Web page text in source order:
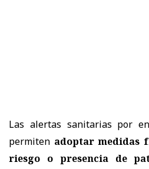
Las alertas sanitarias por
permiten adoptar medidas
riesgo o presencia de